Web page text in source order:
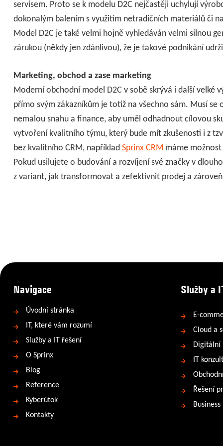
servisem. Proto se k modelu D2C nejčastěji uchylují
dokonalým balením s využitím netradičních materiálů či
Model D2C je také velmi hojně vyhledáván velmi silnou
zárukou (někdy jen zdánlivou), že je takové podnikání
Marketing, obchod a zase marketing
Moderní obchodní model D2C v sobě skrývá i další velké
přímo svým zákazníkům je totiž na všechno sám. Musí
nemalou snahu a finance, aby uměl odhadnout cílovou
vytvoření kvalitního týmu, který bude mít zkušenosti i z
bez kvalitního CRM, například Sprinx CRM máme
Pokud usilujete o budování a rozvíjení své značky v
z variant, jak transformovat a zefektivnit prodej a
Navigace
Úvodní stránka
IT, které vám rozumí
Služby a IT řešení
O Sprinx
Blog
Reference
Kyberútok
Kontakty
Služby a
E-
Cloud a
Digitální
IT
Řešení